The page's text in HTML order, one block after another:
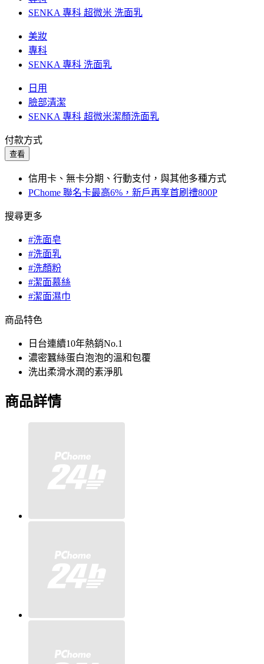
SENKA 專科 超微米 洗面乳
美妝
專科
SENKA 專科 洗面乳
日用
臉部清潔
SENKA 專科 超微米潔顏洗面乳
付款方式
查看
信用卡、無卡分期、行動支付，與其他多種方式
PChome 聯名卡最高6%，新戶再享首刷禮800P
搜尋更多
#洗面皂
#洗面乳
#洗顏粉
#潔面慕絲
#潔面濕巾
商品特色
日台連續10年熱銷No.1
濃密蠶絲蛋白泡泡的溫和包覆
洗出柔滑水潤的素淨肌
商品詳情